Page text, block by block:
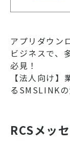
アプリダウン
ビジネスで、
必見！
【法人向け
るSMSLINK
RCSメッ